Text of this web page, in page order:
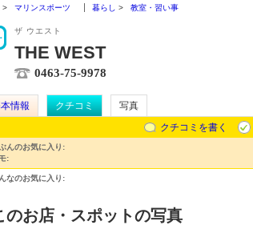
マリンスポーツ 暮らし 教室・習い事
ザ ウエスト
THE WEST
0463-75-9978
情報 クチコミ
写真
クチコミを書く
んのお気に入り:
:
なのお気に入り:
のお店・スポットの写真